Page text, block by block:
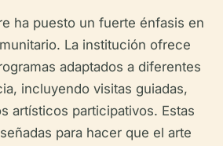
ha puesto un fuerte énfasis en
La institución ofrece
adaptados a diferentes
incluyendo visitas guiadas,
artísticos participativos. Estas
para hacer que el arte